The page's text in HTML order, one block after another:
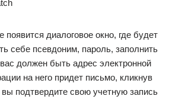
появится диалоговое окно, где будет
себе псевдоним, пароль, заполнить
должен быть адрес электронной
на него придет письмо, кликнув
подтвердите свою учетную запись